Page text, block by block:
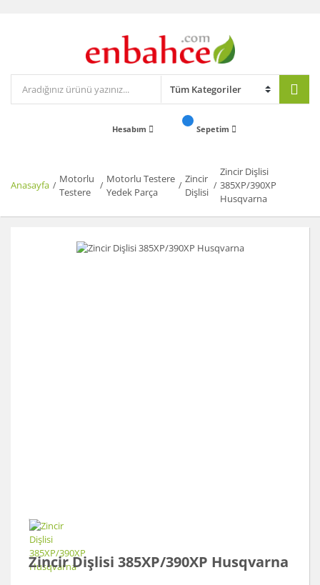
Hesabım Sepetim
Anasayfa
Motorlu
Testere
Motorlu Testere
Yedek Parça
Zincir
Dişlisi
Zincir Dişlisi
385XP/390XP
Husqvarna
Zincir Dişlisi 385XP/390XP Husqvarna